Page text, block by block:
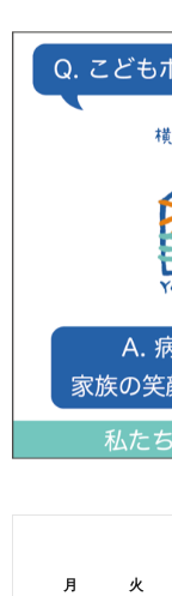
月 火